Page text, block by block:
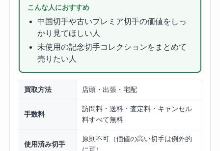
こんな人におすすめ
中国切手や古いプレミア切手の価値をしっ
かり見てほしい人
未使用の記念切手コレクションをまとめて
売りたい人
買取方法 店頭・出張・宅配
手数料
訪問料・送料・査定料・キャンセル
料すべて無料
使用済み切手
原則不可（価値の高い切手は例外的